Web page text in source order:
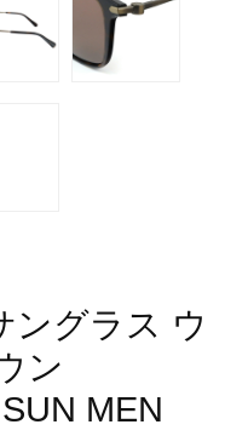
ングラス ウ
ン
MEN